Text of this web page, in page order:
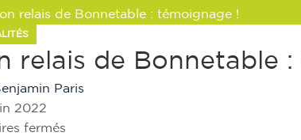
relais de Bonnetable : témoignage !
relais de Bonnetable
Paris
2022
fermés